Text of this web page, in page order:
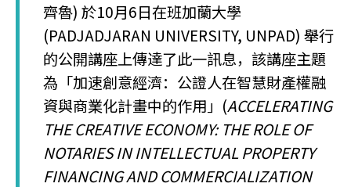
齊魯) 於10月6日在班加蘭大學
(PADJADJARAN UNIVERSITY, UNPAD) 舉行
的公開講座上傳達了此一訊息，該講座主題
為「加速創意經濟：公證人在智慧財產權融
資與商業化計畫中的作用」(ACCELERATING
THE CREATIVE ECONOMY: THE ROLE OF
NOTARIES IN INTELLECTUAL PROPERTY
FINANCING AND COMMERCIALIZATION